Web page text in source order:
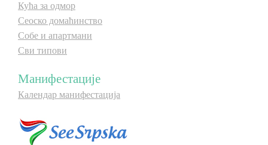
Кућа за одмор
Сеоско домаћинство
Собе и апартмани
Сви типови
Манифестације
Календар манифестација